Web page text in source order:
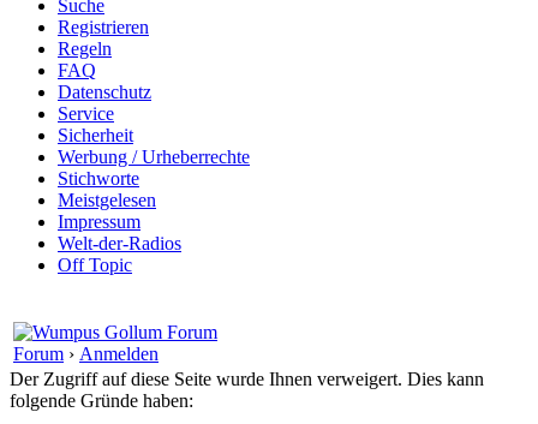
Suche
Registrieren
Regeln
FAQ
Datenschutz
Service
Sicherheit
Werbung / Urheberrechte
Stichworte
Meistgelesen
Impressum
Welt-der-Radios
Off Topic
Forum › Anmelden
Der Zugriff auf diese Seite wurde Ihnen verweigert. Dies kann
folgende Gründe haben: